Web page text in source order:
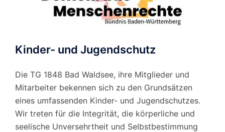
Kinder- und Jugendschutz
Die TG 1848 Bad Waldsee, ihre Mitglieder und
Mitarbeiter bekennen sich zu den Grundsätzen
eines umfassenden Kinder- und Jugendschutzes.
Wir treten für die Integrität, die körperliche und
seelische Unversehrtheit und Selbstbestimmung